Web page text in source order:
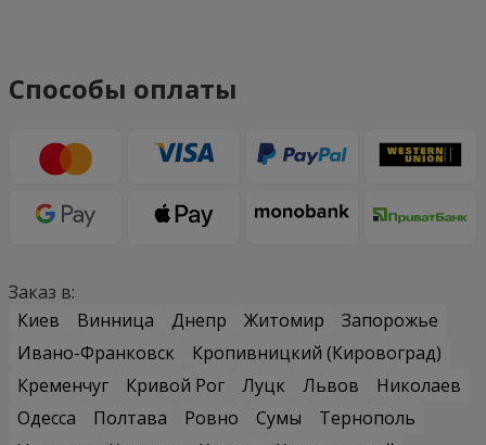
Способы оплаты
Заказ в:
Киев
Винница Днепр Житомир
Запорожье
Ивано-Франковск
Кропивницкий (Кировоград)
Кременчуг
Кривой Рог Луцк Львов
Николаев
Одесса
Полтава Ровно Сумы
Тернополь